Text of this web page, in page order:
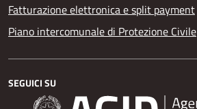
Fatturazione elettronica e split payment
Piano intercomunale di Protezione Civile
SEGUICI SU